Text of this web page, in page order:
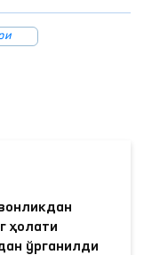
ҳолати
ўрганилди